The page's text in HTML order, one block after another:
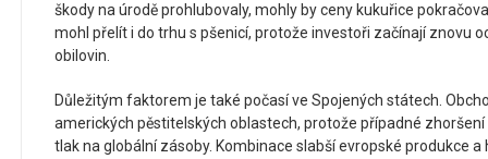
škody na úrodě prohlubovaly, mohly by ceny kukuřice
mohl přelít i do trhu s pšenicí, protože investoři začínají znovu
obilovin.
Důležitým faktorem je také počasí ve Spojených státech.
amerických pěstitelských oblastech, protože případné
tlak na globální zásoby. Kombinace slabší evropské produkce a